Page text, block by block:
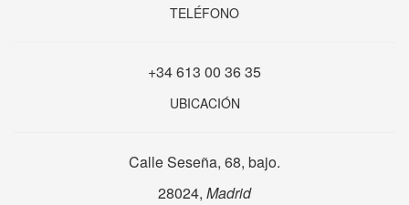
TELÉFONO
+34 613 00 36 35
UBICACIÓN
Calle Seseña, 68, bajo.
28024, Madrid